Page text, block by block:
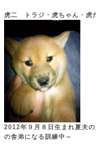
虎二 トラジ・虎ちゃん・虎
2012年９月８日生まれ夏夫の
の舎弟になる訓練中～